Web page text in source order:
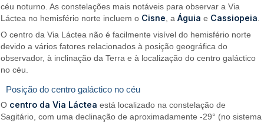
céu noturno. As constelações mais notáveis para observar a Via
Láctea no hemisfério norte incluem o Cisne , aÁguia e Cassiopeia
O centro da Via Láctea não é facilmente visível do hemisfério norte
devido a vários fatores relacionados à posição geográfica do
observador, à inclinação da Terra e à localização do centro galáctico
no céu.
Posição do centro galáctico no céu
O centro da Via Láctea está localizado na constelação de
Sagitário, com uma declinação de aproximadamente -29° (no sistema